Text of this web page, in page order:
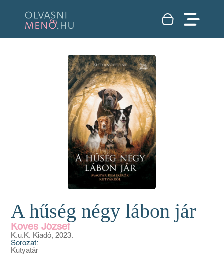
A hűség négy lábon jár
Köves József
K.u.K. Kiadó, 2023.
Sorozat:
Kutyatár